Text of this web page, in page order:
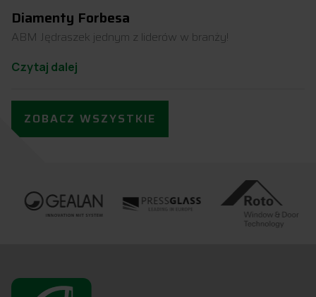
Diamenty Forbesa
ABM Jędraszek jednym z liderów w branży!
Czytaj dalej
ZOBACZ WSZYSTKIE